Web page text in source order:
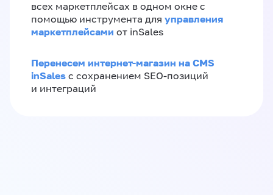
всех маркетплейсах в одном окне с
помощью инструмента для управления
маркетплейсами от inSales
Перенесем интернет-магазин на CMS
inSales с сохранением SEO-позиций
и интеграций